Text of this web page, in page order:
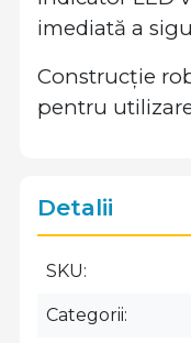
imediată a
Construcție
pentru
Detalii
SKU
Categorii